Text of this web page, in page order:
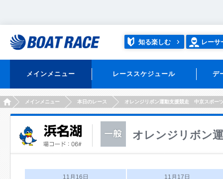
知る楽しむ レーサ
メインメニュー レーススケジュール デ
HOMEメインメニュー 本日のレース オレンジリボン運動支援競走 中京スポー
オレンジリボン
11月16日 11月17日